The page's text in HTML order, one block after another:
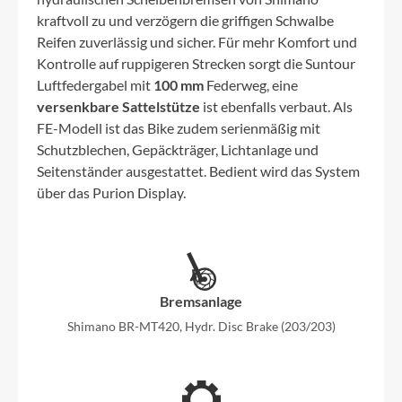
kraftvoll zu und verzögern die griffigen Schwalbe
Reifen zuverlässig und sicher. Für mehr Komfort und
Kontrolle auf ruppigeren Strecken sorgt die Suntour
Luftfedergabel mit 100 mm Federweg, eine
versenkbare Sattelstütze ist ebenfalls verbaut. Als
FE-Modell ist das Bike zudem serienmäßig mit
Schutzblechen, Gepäckträger, Lichtanlage und
Seitenständer ausgestattet. Bedient wird das System
über das Purion Display.
Bremsanlage
Shimano BR-MT420, Hydr. Disc Brake (203/203)